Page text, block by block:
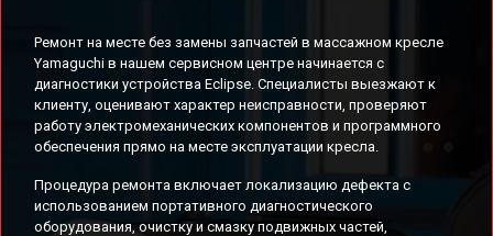
Ремонт на месте без замены запчастей в массажном кресле
Yamaguchi в нашем сервисном центре начинается с
диагностики устройства Eclipse. Специалисты выезжают к
клиенту, оценивают характер неисправности, проверяют
работу электромеханических компонентов и программного
обеспечения прямо на месте эксплуатации кресла.
Процедура ремонта включает локализацию дефекта с
использованием портативного диагностического
оборудования, очистку и смазку подвижных частей,